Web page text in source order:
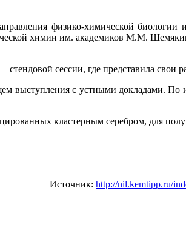
физико-химической биологии
химии им. академиков М.М.
сессии, где представила свои
выступления с устными докладами. По
кластерным серебром, для
Источник: http://nil.kemtipp.ru/